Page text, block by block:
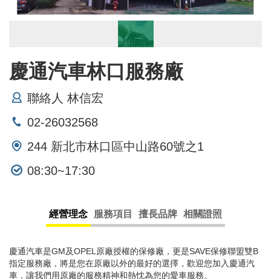
慶通汽車林口服務廠
聯絡人 林信宏
02-26032568
244 新北市林口區中山路60號之1
08:30~17:30
經營理念 服務項目 擅長品牌 相關證照
慶通汽車是GM及OPEL原廠授權的保修廠，更是SAVE保修聯盟雙B
指定服務廠，將是您在原廠以外的最好的選擇，歡迎您加入慶通汽
車，讓我們用原廠的服務精神和熱忱為您的愛車服務。